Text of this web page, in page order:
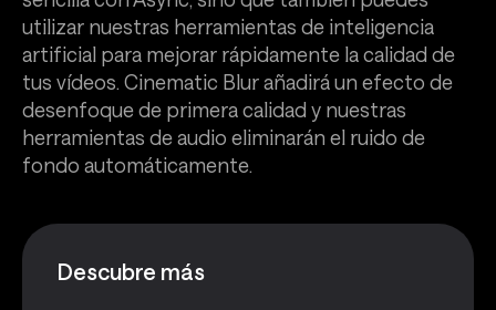
utilizar nuestras herramientas de inteligencia
artificial para mejorar rápidamente la calidad de
tus vídeos. Cinematic Blur añadirá un efecto de
desenfoque de primera calidad y nuestras
herramientas de audio eliminarán el ruido de
fondo automáticamente.
Descubre más